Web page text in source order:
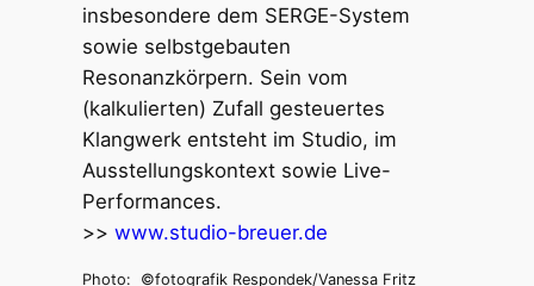
insbesondere dem SERGE-System
sowie selbstgebauten
Resonanzkörpern. Sein vom
(kalkulierten) Zufall gesteuertes
Klangwerk entsteht im Studio, im
Ausstellungskontext sowie Live-
Performances.
>>www.studio-breuer.de
Photo: ©fotografik Respondek/Vanessa Fritz